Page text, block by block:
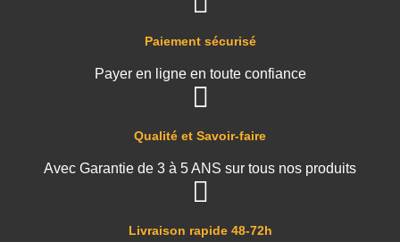
Livraison rapide 48-72h
Qualité et Savoir-faire
Avec Garantie de 3 à 5 ANS sur tous nos produits
Paiement sécurisé
Payer en ligne en toute confiance